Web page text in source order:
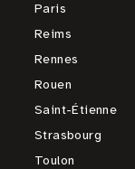
Paris
Reims
Rennes
Rouen
Saint-Étienne
Strasbourg
Toulon